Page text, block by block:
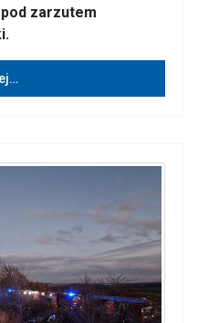
pod zarzutem